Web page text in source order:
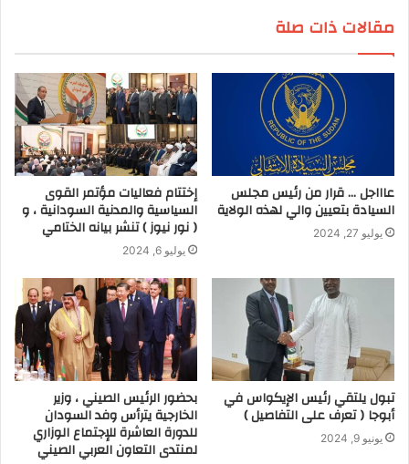
مقالات ذات صلة
عاااجل … قرار من رئيس مجلس
السيادة بتعيين والي لهذه الولاية
يوليو 27, 2024
إختتام فعاليات مؤتمر القوى
السياسية والمدنية السودانية ، و
( نور نيوز ) تنشر بيانه الختامي
يوليو 6, 2024
تبول يلتقي رئيس الإيكواس في
أبوجا ( تعرف على التفاصيل )
يونيو 9, 2024
بحضور الرئيس الصيني ، وزير
الخارجية يترأس وفد السودان
للدورة العاشرة للإجتماع الوزاري
لمنتدى التعاون العربي الصيني